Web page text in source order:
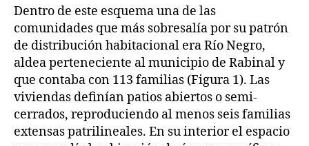
Dentro de este esquema una de las
comunidades que más sobresalía por su patrón
de distribución habitacional era Río Negro,
aldea perteneciente al municipio de Rabinal y
que contaba con 113 familias (Figura 1). Las
viviendas definían patios abiertos o semi-
cerrados, reproduciendo al menos seis familias
extensas patrilineales. En su interior el espacio